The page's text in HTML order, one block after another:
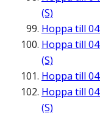
(S)
Hoppa till
Hoppa till
(S)
Hoppa till
Hoppa till
(S)